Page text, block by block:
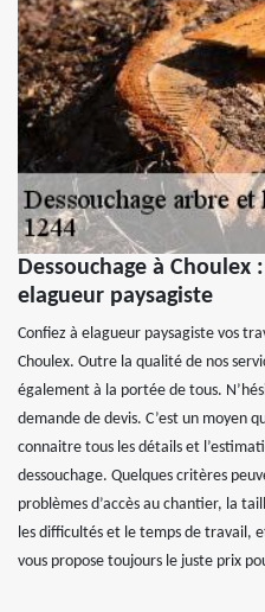
Dessouchage à
elagueur paysagiste
Confiez à elagueur paysagiste vos
Choulex. Outre la qualité de nos
également à la portée de tous.
demande de devis. C’est un moyen
connaitre tous les détails et
dessouchage. Quelques critères
problèmes d’accès au chantier, la
les difficultés et le temps de travail,
vous propose toujours le juste prix